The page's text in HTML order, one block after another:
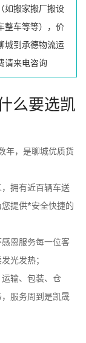
如搬家搬厂搬设
整车等等），价
城到承德物流运
请来电咨询
么要选凯
年，是聊城优质货
拥有近百辆车送
提供*安全快捷的
恩服务每一位客
光发热；
输、包装、仓
服务周到是凯晟